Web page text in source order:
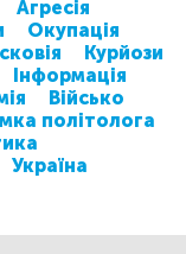
Агресія
Окупація
Курйози
Інформація
Військо
політолога
Україна